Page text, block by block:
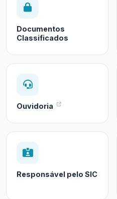
Documentos
Classificados
Ouvidoria
Responsável pelo SIC